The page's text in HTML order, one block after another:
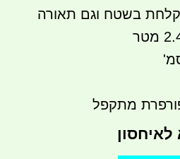
בשטח וגם תאורה
מתקפל